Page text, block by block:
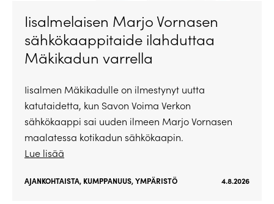
Iisalmelaisen Marjo Vornasen
sähkökaappitaide ilahduttaa
Mäkikadun varrella
Iisalmen Mäkikadulle on ilmestynyt uutta
katutaidetta, kun Savon Voima Verkon
sähkökaappi sai uuden ilmeen Marjo Vornasen
maalatessa kotikadun sähkökaapin.
Lue lisää
AJANKOHTAISTA, KUMPPANUUS,YMPÄRISTÖ 4.8.2026